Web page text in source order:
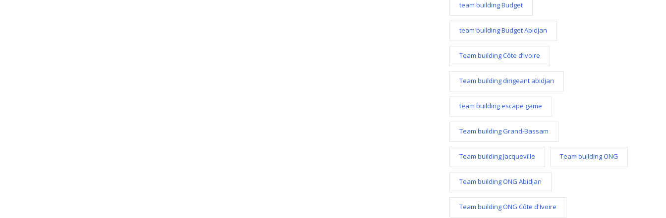
team building Budget
team building Budget Abidjan
Team building Côte d’ivoire
Team building dirigeant abidjan
team building escape game
Team building Grand-Bassam
Team building Jacqueville Team building ONG
Team building ONG Abidjan
Team building ONG Côte d'Ivoire